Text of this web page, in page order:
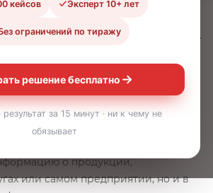
Время прочтения: 5 - 7 мин.
человек в своей повседневной
с рекламными стикерами,
с логотипами фирм на бытовой
наклейки— своеобразные
не только содержат
о продукции,
или самом предприятии, но и в
кейсов Эксперт 10+ лет
ограничений по тиражу
решение бесплатно
результат за 15 минут · ни к чему не
обязывает